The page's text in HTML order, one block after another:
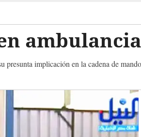
presunta implicación en la cadena de